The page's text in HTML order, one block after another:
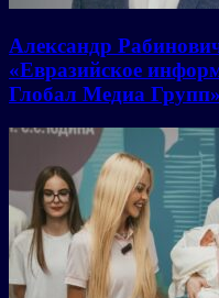
Александр
«Евразийское
Глобал Медиа Групп»